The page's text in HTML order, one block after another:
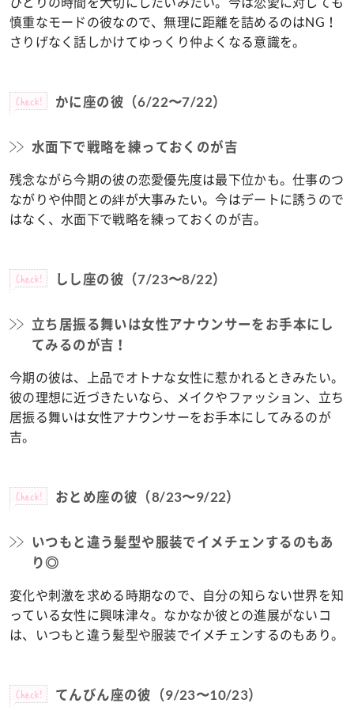
慎重なモードの彼なので、無理に距離を詰めるのはNG！
さりげなく話しかけてゆっくり仲よくなる意識を。
Check! かに座の彼（6/22〜7/22）
水面下で戦略を練っておくのが吉
残念ながら今期の彼の恋愛優先度は最下位かも。仕事のつ
ながりや仲間との絆が大事みたい。今はデートに誘うので
はなく、水面下で戦略を練っておくのが吉。
Check! しし座の彼（7/23〜8/22）
立ち居振る舞いは女性アナウンサーをお手本にし
てみるのが吉！
今期の彼は、上品でオトナな女性に惹かれるときみたい。
彼の理想に近づきたいなら、メイクやファッション、立ち
居振る舞いは女性アナウンサーをお手本にしてみるのが
吉。
Check! おとめ座の彼（8/23〜9/22）
いつもと違う髪型や服装でイメチェンするのもあ
り◎
変化や刺激を求める時期なので、自分の知らない世界を知
っている女性に興味津々。なかなか彼との進展がないコ
は、いつもと違う髪型や服装でイメチェンするのもあり。
Check! てんびん座の彼（9/23〜10/23）